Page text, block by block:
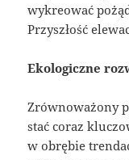
wykreować
Przyszłość
Ekologiczne
Zrównoważony
stać coraz
w obrębie